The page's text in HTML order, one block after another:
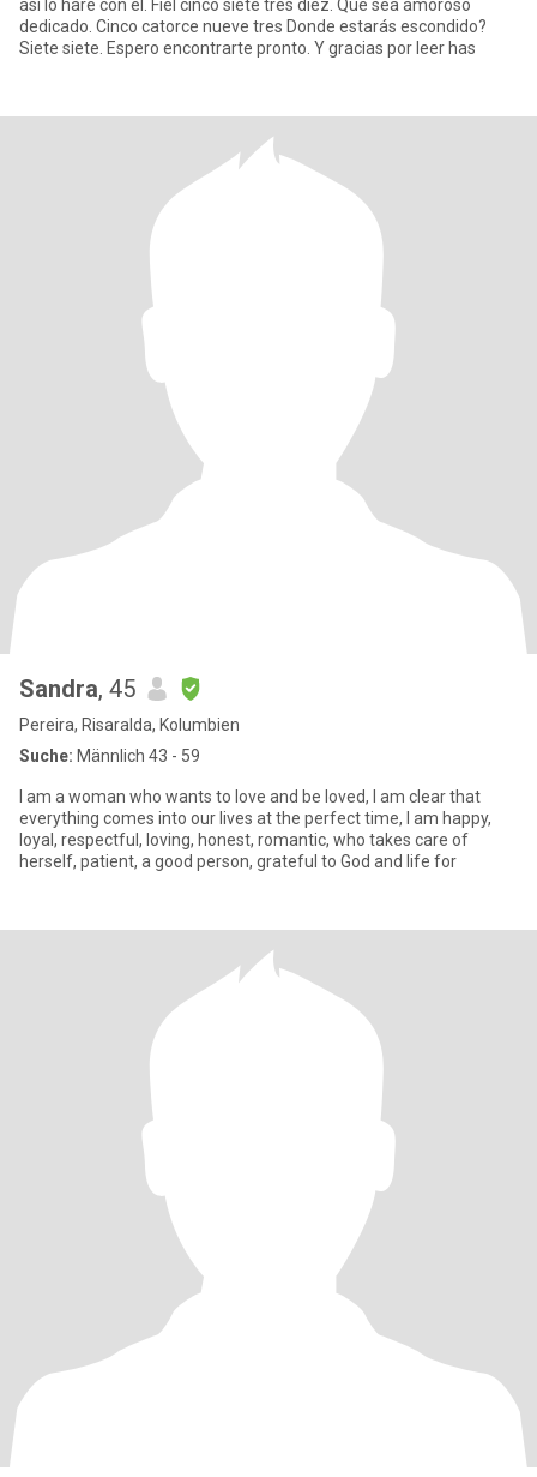
así lo haré con el. Fiel cinco siete tres diez. Que sea amoroso
dedicado. Cinco catorce nueve tres Donde estarás escondido?
Siete siete. Espero encontrarte pronto. Y gracias por leer has
Sandra, 45
Pereira, Risaralda, Kolumbien
Suche: Männlich 43 - 59
I am a woman who wants to love and be loved, I am clear that
everything comes into our lives at the perfect time, I am happy,
loyal, respectful, loving, honest, romantic, who takes care of
herself, patient, a good person, grateful to God and life for